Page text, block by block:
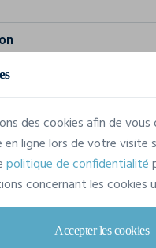
- antipilling - micro
disponibles
des cookies afin de vous
en ligne lors de votre visite
politique de confidentialité
concernant les cookies
Accepter les cookies